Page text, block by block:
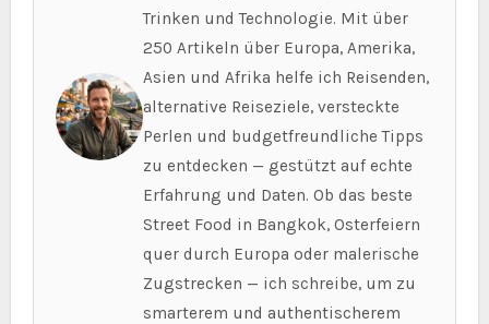
Trinken und Technologie. Mit über
250 Artikeln über Europa, Amerika,
Asien und Afrika helfe ich Reisenden,
alternative Reiseziele, versteckte
Perlen und budgetfreundliche Tipps
zu entdecken — gestützt auf echte
Erfahrung und Daten. Ob das beste
Street Food in Bangkok, Osterfeiern
quer durch Europa oder malerische
Zugstrecken — ich schreibe, um zu
smarterem und authentischerem